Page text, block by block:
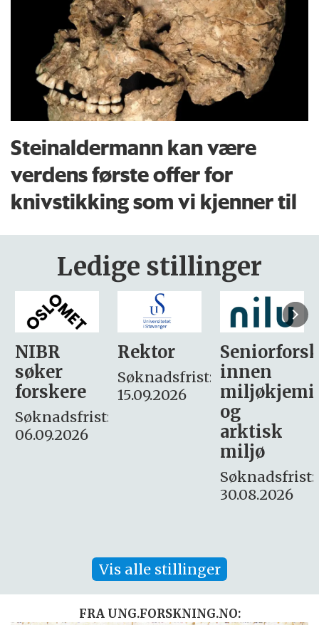
Steinaldermann kan være
verdens første offer for
knivstikking som vi kjenner til
Ledige stillinger
Rektor
Søknadsfrist:
15.09.2026
Seniorforsker
innen
miljøkjemi
søker
– fast
Søknadsfrist:
16. august.
Vis alle stillinger
FRA UNG.FORSKNING.NO: